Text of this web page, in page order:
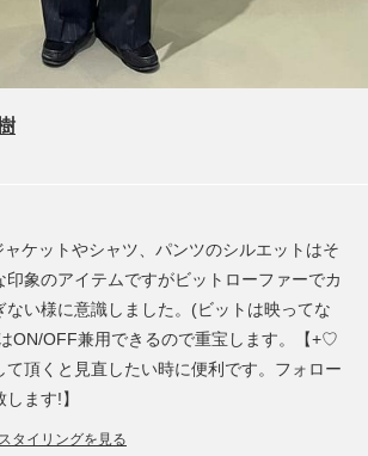
ケットやシャツ、パンツのシルエットはそ
印象のアイテムですがビットローファーでカ
ない様に意識しました。(ビットは映ってな
ON/OFF兼用できるので重宝します。【+♡
て頂くと見直したい時に便利です。フォロー
ます!】
タイリングを見る